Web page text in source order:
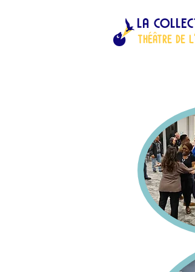
LA
ThÉÂTRE DE